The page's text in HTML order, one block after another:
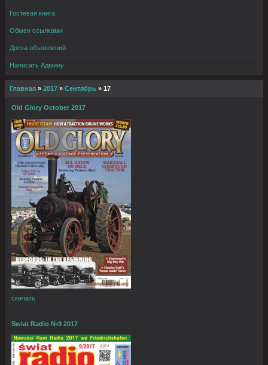
Гостевая книга
Обмен ссылками
Доска объявлений
Написать Админу
Главная » 2017 » Сентябрь » 17
Old Glory October 2017
скачать
Swiat Radio №9 2017